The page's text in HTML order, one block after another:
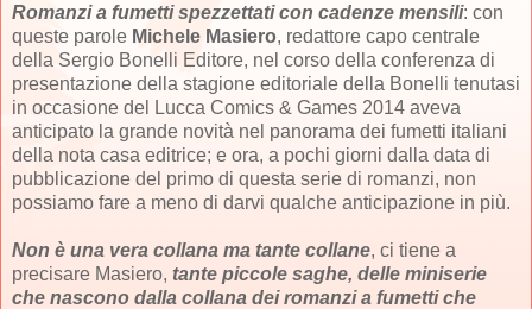
Romanzi a fumetti spezzettati con cadenze mensili: con
queste parole Michele Masiero, redattore capo centrale
della Sergio Bonelli Editore, nel corso della conferenza di
presentazione della stagione editoriale della Bonelli tenutasi
in occasione del Lucca Comics & Games 2014 aveva
anticipato la grande novità nel panorama dei fumetti italiani
della nota casa editrice; e ora, a pochi giorni dalla data di
pubblicazione del primo di questa serie di romanzi, non
possiamo fare a meno di darvi qualche anticipazione in più.
Non è una vera collana ma tante collane, ci tiene a
precisare Masiero, tante piccole saghe, delle miniserie
che nascono dalla collana dei romanzi a fumetti che